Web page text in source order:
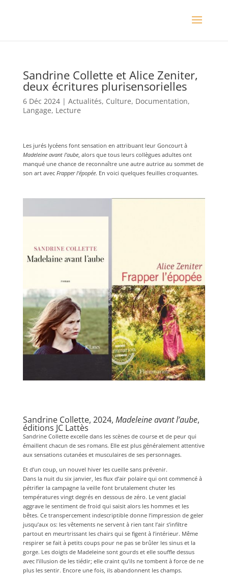
Sandrine Collette et Alice Zeniter,
deux écritures plurisensorielles
6 Déc 2024| Actualités, Culture, Documentation,
Langage, Lecture
Les jurés lycéens font sensation en attribuant leur Goncourt à
Madeleine avant l’aube, alors que tous leurs collègues adultes ont
manqué une chance de reconnaître une autre autrice au sommet de
son art avec Frapper l’épopée. En voici quelques feuilles croquantes.
Sandrine Collette, 2024, Madeleine avant l’aube,
éditions JC Lattès
Sandrine Collette excelle dans les scènes de course et de peur qui
émaillent chacun de ses romans. Elle est plus généralement attentive
aux sensations cutanées et musculaires de ses personnages.
Et d’un coup, un nouvel hiver les cueille sans prévenir.
Dans la nuit du six janvier, les flux d’air polaire qui ont commencé à
pétrifier la campagne la veille font brutalement chuter les
températures vingt degrés en dessous de zéro. Le vent glacial
aggrave le sentiment de froid qui saisit alors les hommes et les
bêtes. Ce transpercement indescriptible donne l’impression de geler
jusqu’aux os: les vêtements ne servent à rien tant l’air s’infiltre
partout en meurtrissant les chairs qui se figent à l’intérieur. Même
respirer se fait à petits coups pour ne pas se brûler les sinus et la
gorge. Les doigts de Madeleine sont gourds et elle souffle dessus
avec l’illusion de les tiédir; elle craint qu’ils ne tombent à force de ne
plus les sentir. Encore une fois, ils abandonnent les champs.